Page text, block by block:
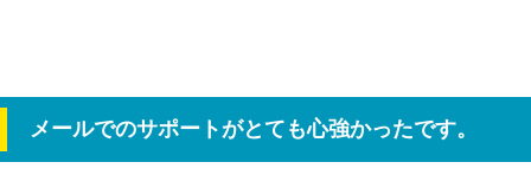
メールでのサポートがとても心強かったです。